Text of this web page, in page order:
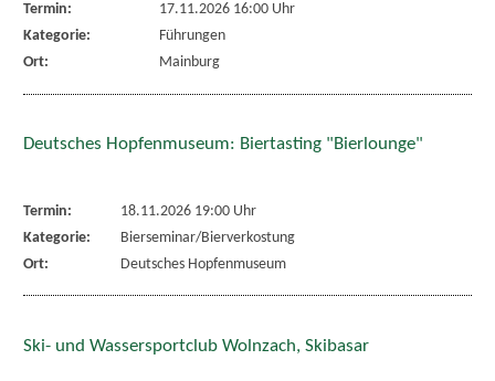
Termin:
17.11.2026 16:00 Uhr
Kategorie:
Führungen
Ort:
Mainburg
Deutsches Hopfenmuseum: Biertasting "Bierlounge"
Termin:
18.11.2026 19:00 Uhr
Kategorie:
Bierseminar/Bierverkostung
Ort:
Deutsches Hopfenmuseum
Ski- und Wassersportclub Wolnzach, Skibasar